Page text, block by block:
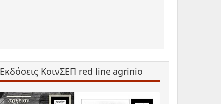
Εκδόσεις ΚοινΣΕΠ red line agrinio